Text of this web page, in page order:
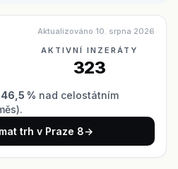
Aktualizováno 10. srpna 2026
AKTIVNÍ INZERÁTY
323
46,5 % nad celostátním
trh v Praze 8→